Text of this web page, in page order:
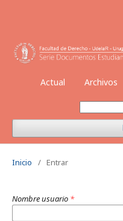
Actual Archivos
Inicio / Entrar
Nombre usuario *